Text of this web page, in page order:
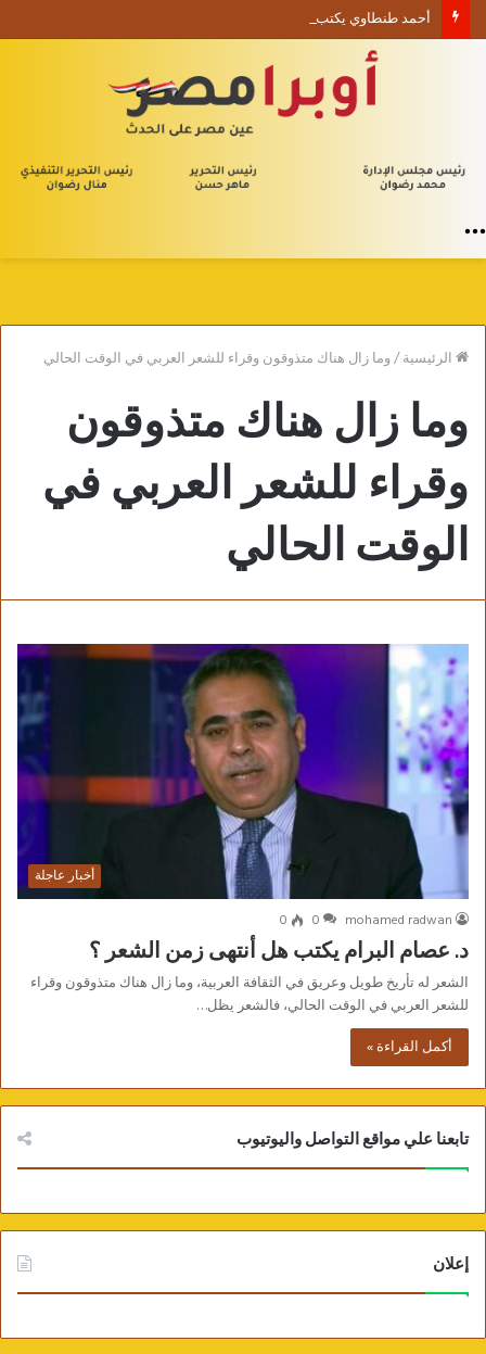
أحمد طنطاوي يكتب حين يصبح الوجود علامة استفهام
الرئيسية/وما زال هناك متذوقون وقراء للشعر العربي في الوقت الحالي
وما زال هناك متذوقون
وقراء للشعر العربي في
الوقت الحالي
أخبار عاجلة
mohamed radwan
0
0
د. عصام البرام يكتب هل أنتهى زمن الشعر ؟
الشعر له تأريخ طويل وعريق في الثقافة العربية، وما زال هناك متذوقون وقراء
للشعر العربي في الوقت الحالي، فالشعر يظل…
أكمل القراءة »
تابعنا علي مواقع التواصل واليوتيوب
إعلان